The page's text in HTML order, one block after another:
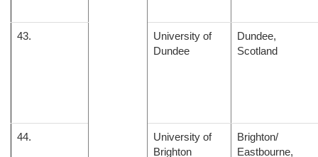
43.
University of
Dundee
Dundee,
Scotland
44.
University of
Brighton
Brighton/
Eastbourne,